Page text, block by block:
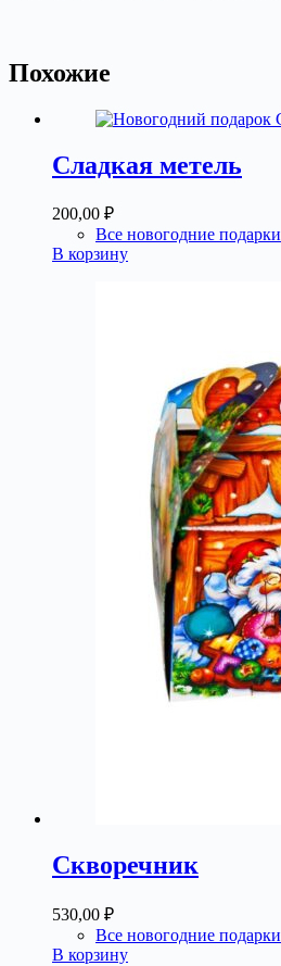
Похожие
Сладкая метель
200,00 ₽
Все новогодние подарки
В корзину
Скворечник
530,00 ₽
Все новогодние подарки
В корзину